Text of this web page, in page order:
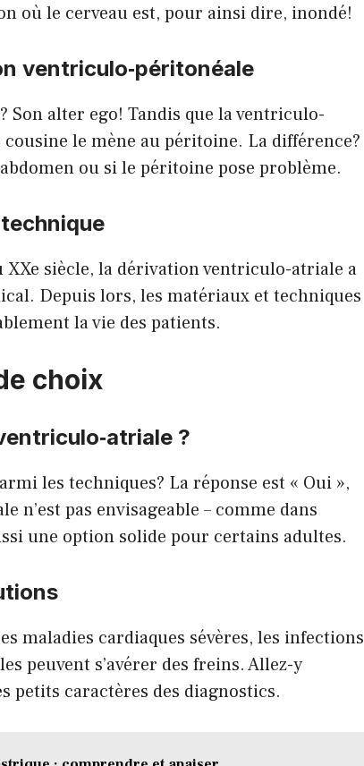
où le cerveau est, pour ainsi dire, inondé!
ventriculo‑péritonéale
alter ego! Tandis que la ventriculo-
le mène au péritoine. La différence?
ou si le péritoine pose problème.
siècle, la dérivation ventriculo-atriale a
Depuis lors, les matériaux et techniques
la vie des patients.
choix
?
les techniques? La réponse est « Oui »,
n’est pas envisageable – comme dans
une option solide pour certains adultes.
maladies cardiaques sévères, les infections
peuvent s’avérer des freins. Allez-y
petits caractères des diagnostics.